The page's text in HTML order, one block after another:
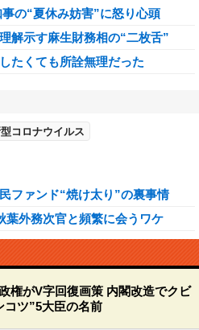
の“夏休み妨害”に怒り心頭
解示す麻生財務相の“二枚舌”
たくても所詮無理だった
コロナウイルス
ファンド“焼け太り”の裏事情
葉外務次官と頻繁に会うワケ
権がV字回復画策 内閣改造でクビ
コツ”5大臣の名前